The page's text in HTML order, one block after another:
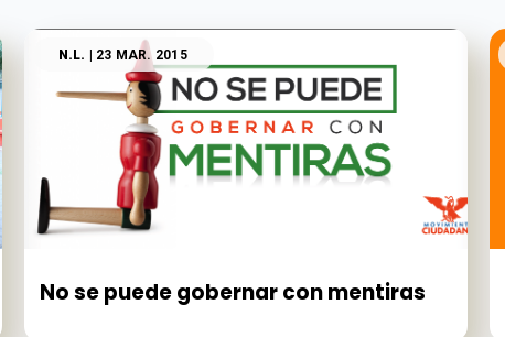
N.L. | 23 MAR. 2015
No se puede gobernar con mentiras